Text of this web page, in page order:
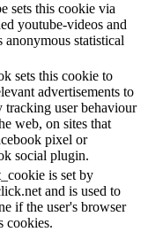
sets this cookie via
youtube-videos and
anonymous statistical
sets this cookie to
advertisements to
tracking user behaviour
web, on sites that
pixel or
social plugin.
is set by
and is used to
if the user's browser
cookies.